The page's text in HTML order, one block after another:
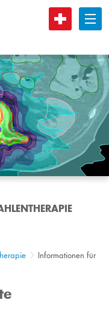
B
Informationen für